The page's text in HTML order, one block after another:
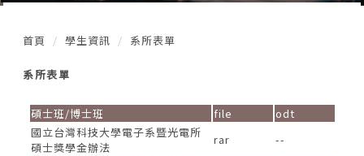
首頁 學生資訊 系所表單
系所表單
碩士班/博士班 file
odt
國立台灣科技大學電子系暨光電所
碩士獎學金辦法
rar
--